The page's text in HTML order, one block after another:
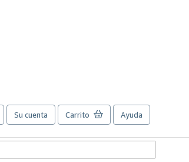
Su cuenta Carrito Ayuda